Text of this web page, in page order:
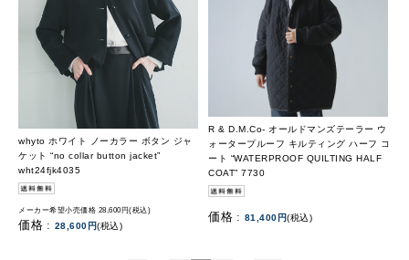
whyto ホワイト ノーカラー ボタン ジャ
ケット “no collar button jacket”
wht24fjk4035
メーカー希望小売価格 28,600円(税込)
価格 : 28,600円(税込)
R & D.M.Co- オールドマンズテーラー ウ
ォータープルーフ キルティング ハーフ コ
ート “WATERPROOF QUILTING HALF
COAT” 7730
価格 : 81,400円(税込)